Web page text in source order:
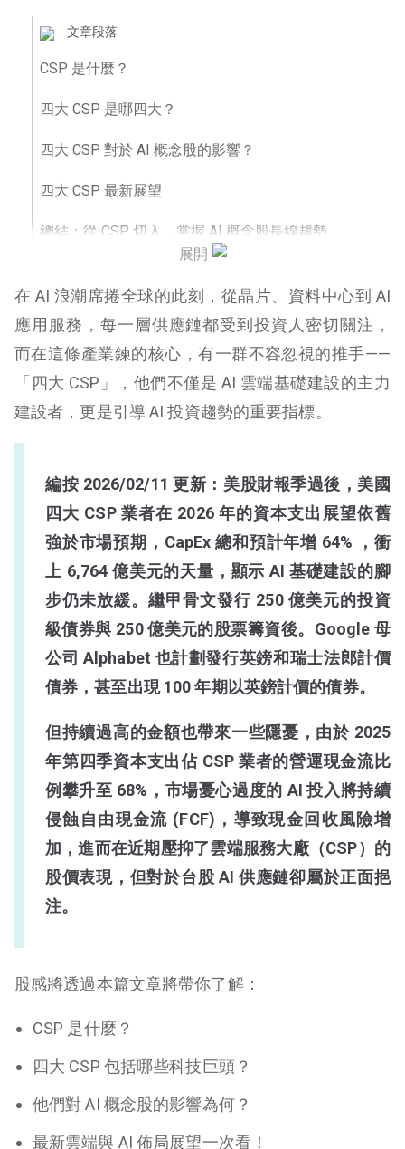
文章段落
CSP 是什麼？
四大 CSP 是哪四大？
四大 CSP 對於 AI 概念股的影響？
四大 CSP 最新展望
總結：從 CSP 切入，掌握 AI 概念股長線趨勢
展開
在 AI 浪潮席捲全球的此刻，從晶片、資料中心到 AI
應用服務，每一層供應鏈都受到投資人密切關注，
而在這條產業鍊的核心，有一群不容忽視的推手——
「四大 CSP」，他們不僅是 AI 雲端基礎建設的主力
建設者，更是引導 AI 投資趨勢的重要指標。
編按 2026/02/11 更新：美股財報季過後，美國
四大 CSP 業者在 2026 年的資本支出展望依舊
強於市場預期，CapEx 總和預計年增 64% ，衝
上 6,764 億美元的天量，顯示 AI 基礎建設的腳
步仍未放緩。繼甲骨文發行 250 億美元的投資
級債券與 250 億美元的股票籌資後。Google 母
公司 Alphabet 也計劃發行英鎊和瑞士法郎計價
債券，甚至出現 100 年期以英鎊計價的債券。
但持續過高的金額也帶來一些隱憂，由於 2025
年第四季資本支出佔 CSP 業者的營運現金流比
例攀升至 68%，市場憂心過度的 AI 投入將持續
侵蝕自由現金流 (FCF)，導致現金回收風險增
加，進而在近期壓抑了雲端服務大廠（CSP）的
股價表現， 但對於台股 AI 供應鏈卻屬於正面挹
注。
股感將透過本篇文章將帶你了解：
CSP 是什麼？
四大 CSP 包括哪些科技巨頭？
他們對 AI 概念股的影響為何？
最新雲端與 AI 佈局展望一次看！